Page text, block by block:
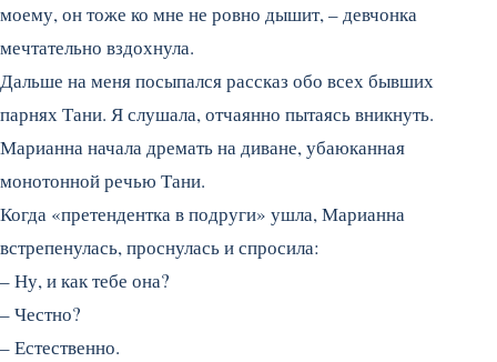
моему, он тоже ко мне не ровно дышит, – девчонка
мечтательно вздохнула.
Дальше на меня посыпался рассказ обо всех бывших
парнях Тани. Я слушала, отчаянно пытаясь вникнуть.
Марианна начала дремать на диване, убаюканная
монотонной речью Тани.
Когда «претендентка в подруги» ушла, Марианна
встрепенулась, проснулась и спросила:
– Ну, и как тебе она?
– Честно?
– Естественно.